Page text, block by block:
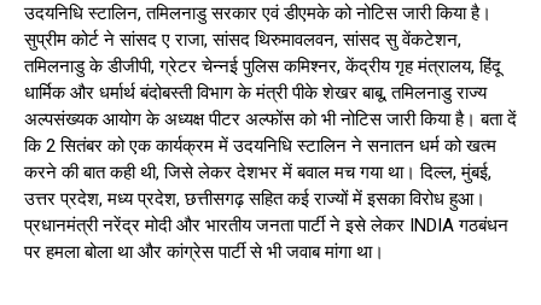
उदयनिधि स्टालिन, तमिलनाडु सरकार एवं डीएमके को नोटिस जारी किया है।
सुप्रीम कोर्ट ने सांसद ए राजा, सांसद थिरुमावलवन, सांसद सु वेंकटेशन,
तमिलनाडु के डीजीपी, ग्रेटर चेन्नई पुलिस कमिश्नर, केंद्रीय गृह मंत्रालय, हिंदू
धार्मिक और धर्मार्थ बंदोबस्ती विभाग के मंत्री पीके शेखर बाबू, तमिलनाडु राज्य
अल्पसंख्यक आयोग के अध्यक्ष पीटर अल्फोंस को भी नोटिस जारी किया है। बता दें
कि 2 सितंबर को एक कार्यक्रम में उदयनिधि स्टालिन ने सनातन धर्म को खत्म
करने की बात कही थी, जिसे लेकर देशभर में बवाल मच गया था। दिल्ल, मुंबई,
उत्तर प्रदेश, मध्य प्रदेश, छत्तीसगढ़ सहित कई राज्यों में इसका विरोध हुआ।
प्रधानमंत्री नरेंद्र मोदी और भारतीय जनता पार्टी ने इसे लेकर INDIA गठबंधन
पर हमला बोला था और कांग्रेस पार्टी से भी जवाब मांगा था।